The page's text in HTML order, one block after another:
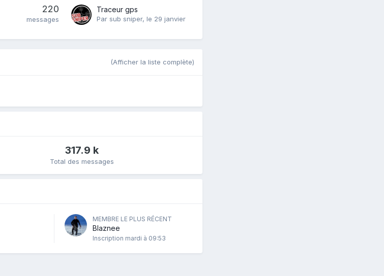
220
messages
Traceur gps
Par sub sniper, le 29 janvier
(Afficher la liste complète)
317.9 k
Total des messages
MEMBRE LE PLUS RÉCENT
Blaznee
Inscription mardi à 09:53